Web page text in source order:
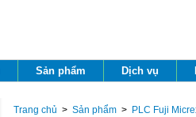
Sản phẩm Dịch vụ
Trang chủ > Sản phẩm > PLC Fuji